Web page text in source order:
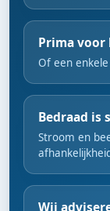
Prima voor
Of een
Bedraad is
Stroom en
Wij